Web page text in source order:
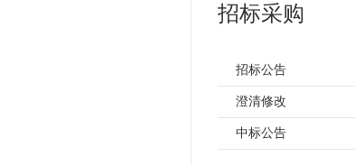
招标采购
招标公告
澄清修改
中标公告